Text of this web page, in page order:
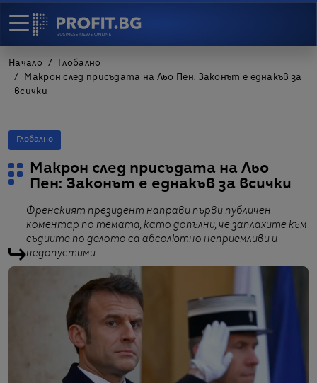
Начало
Глобално
Макрон след присъдата на Льо Пен: Законът е еднакъв за
всички
Глобално
Макрон след присъдата на Льо
Пен: Законът е еднакъв за всички
Френският президент направи първи публичен
коментар по темата, като допълни, че заплахите към
съдиите по делото са абсолютно неприемливи и
недопустими